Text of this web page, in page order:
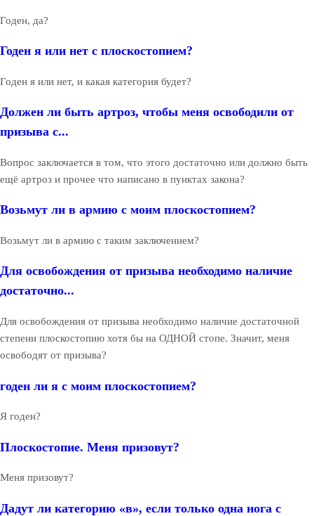
Годен, да?
Годен я или нет с плоскостопием?
Годен я или нет, и какая категория будет?
Должен ли быть артроз, чтобы меня освободили от
призыва с...
Вопрос заключается в том, что этого достаточно или должно быть
ещё артроз и прочее что написано в пунктах закона?
Возьмут ли в армию с моим плоскостопием?
Возьмут ли в армию с таким заключением?
Для освобождения от призыва необходимо наличие
достаточно...
Для освобождения от призыва необходимо наличие достаточной
степени плоскостопию хотя бы на ОДНОЙ стопе. Значит, меня
освободят от призыва?
годен ли я с моим плоскостопием?
Я годен?
Плоскостопие. Меня призовут?
Меня призовут?
Дадут ли категорию «в», если только одна нога с